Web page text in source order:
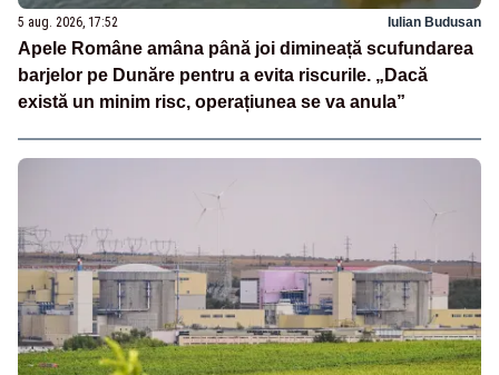
5 aug. 2026, 17:52 Iulian Budusan
Apele Române amâna până joi dimineață scufundarea
barjelor pe Dunăre pentru a evita riscurile. „Dacă
există un minim risc, operațiunea se va anula”